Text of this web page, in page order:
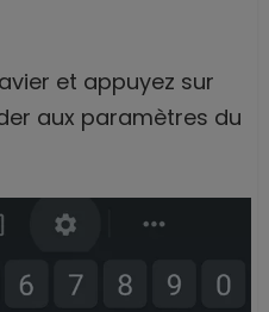
et appuyez sur
aux paramètres du